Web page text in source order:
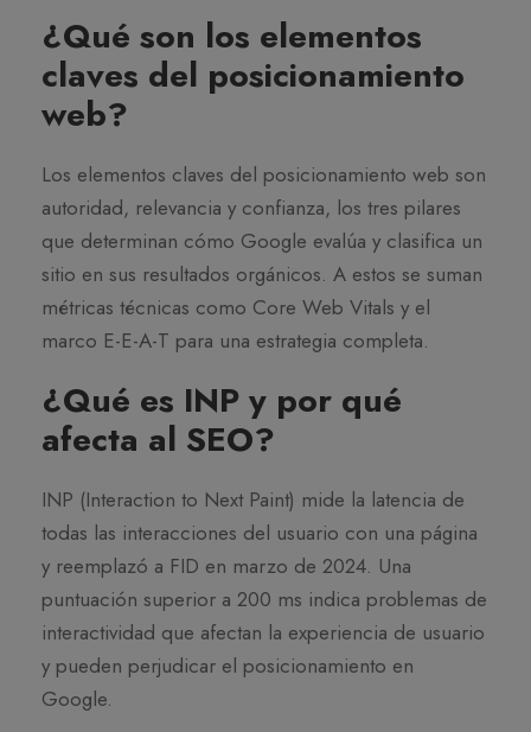
¿Qué son los elementos
claves del posicionamiento
web?
Los elementos claves del posicionamiento web son
autoridad, relevancia y confianza, los tres pilares
que determinan cómo Google evalúa y clasifica un
sitio en sus resultados orgánicos. A estos se suman
métricas técnicas como Core Web Vitals y el
marco E-E-A-T para una estrategia completa.
¿Qué es INP y por qué
afecta al SEO?
INP (Interaction to Next Paint) mide la latencia de
todas las interacciones del usuario con una página
y reemplazó a FID en marzo de 2024. Una
puntuación superior a 200 ms indica problemas de
interactividad que afectan la experiencia de usuario
y pueden perjudicar el posicionamiento en
Google.